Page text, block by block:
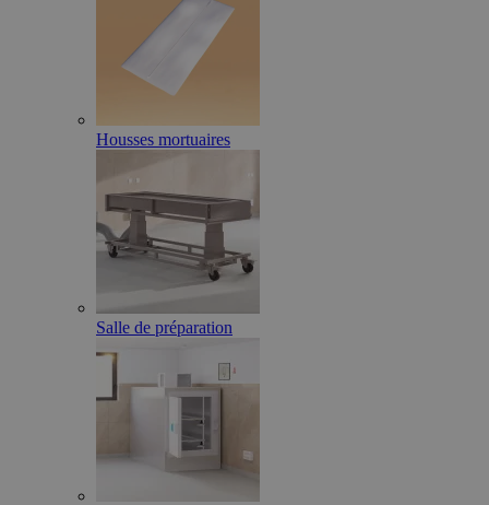
Housses mortuaires
Salle de préparation